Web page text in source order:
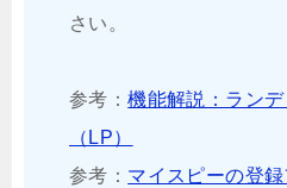
さい。
参考：機能解説：ラン
（LP）
参考： マイスピーの登